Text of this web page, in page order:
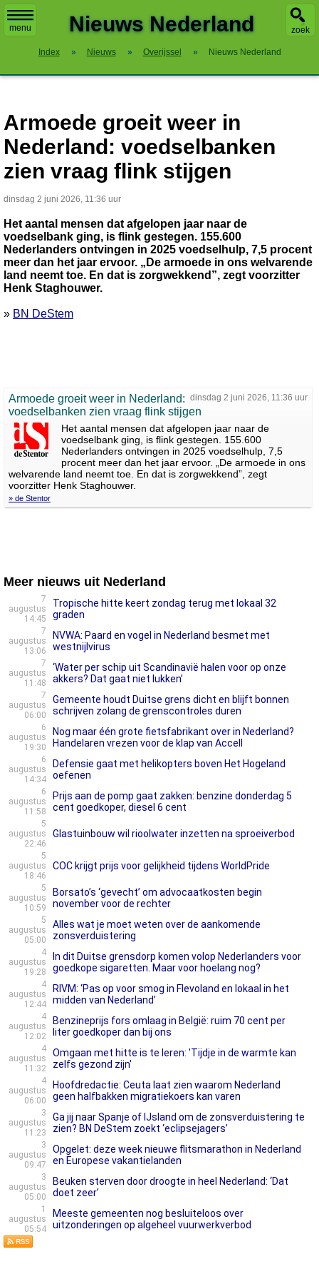
menu zoek
Nieuws Nederland
Index » Nieuws » Overijssel » Nieuws Nederland
Armoede groeit weer in
Nederland: voedselbanken
zien vraag flink stijgen
dinsdag 2 juni 2026, 11:36 uur
Het aantal mensen dat afgelopen jaar naar de
voedselbank ging, is flink gestegen. 155.600
Nederlanders ontvingen in 2025 voedselhulp, 7,5 procent
meer dan het jaar ervoor. „De armoede in ons welvarende
land neemt toe. En dat is zorgwekkend”, zegt voorzitter
Henk Staghouwer.
» BN DeStem
dinsdag 2 juni 2026, 11:36 uur
Armoede groeit weer in Nederland:
voedselbanken zien vraag flink stijgen
Het aantal mensen dat afgelopen jaar naar de
voedselbank ging, is flink gestegen. 155.600
Nederlanders ontvingen in 2025 voedselhulp, 7,5
procent meer dan het jaar ervoor. „De armoede in ons
welvarende land neemt toe. En dat is zorgwekkend”, zegt
voorzitter Henk Staghouwer.
» de Stentor
Meer nieuws uit Nederland
7
augustus
14:45
Tropische hitte keert zondag terug met lokaal 32
graden
7
augustus
13:06
NVWA: Paard en vogel in Nederland besmet met
westnijlvirus
7
augustus
11:48
‘Water per schip uit Scandinavië halen voor op onze
akkers? Dat gaat niet lukken’
7
augustus
06:00
Gemeente houdt Duitse grens dicht en blijft bonnen
schrijven zolang de grenscontroles duren
6
augustus
19:30
Nog maar één grote fietsfabrikant over in Nederland?
Handelaren vrezen voor de klap van Accell
6
augustus
14:34
Defensie gaat met helikopters boven Het Hogeland
oefenen
6
augustus
11:58
Prijs aan de pomp gaat zakken: benzine donderdag 5
cent goedkoper, diesel 6 cent
5
augustus
22:46
Glastuinbouw wil rioolwater inzetten na sproeiverbod
5
augustus
18:46
COC krijgt prijs voor gelijkheid tijdens WorldPride
5
augustus
10:59
Borsato’s ‘gevecht’ om advocaatkosten begin
november voor de rechter
5
augustus
05:00
Alles wat je moet weten over de aankomende
zonsverduistering
4
augustus
19:28
In dit Duitse grensdorp komen volop Nederlanders voor
goedkope sigaretten. Maar voor hoelang nog?
4
augustus
12:44
RIVM: ‘Pas op voor smog in Flevoland en lokaal in het
midden van Nederland’
4
augustus
12:02
Benzineprijs fors omlaag in België: ruim 70 cent per
liter goedkoper dan bij ons
4
augustus
11:32
Omgaan met hitte is te leren: 'Tijdje in de warmte kan
zelfs gezond zijn'
4
augustus
06:00
Hoofdredactie: Ceuta laat zien waarom Nederland
geen halfbakken migratiekoers kan varen
3
augustus
11:23
Ga jij naar Spanje of IJsland om de zonsverduistering te
zien? BN DeStem zoekt ‘eclipsejagers’
3
augustus
09:47
Opgelet: deze week nieuwe flitsmarathon in Nederland
en Europese vakantielanden
3
augustus
05:00
Beuken sterven door droogte in heel Nederland: ‘Dat
doet zeer’
1
augustus
05:54
Meeste gemeenten nog besluiteloos over
uitzonderingen op algeheel vuurwerkverbod